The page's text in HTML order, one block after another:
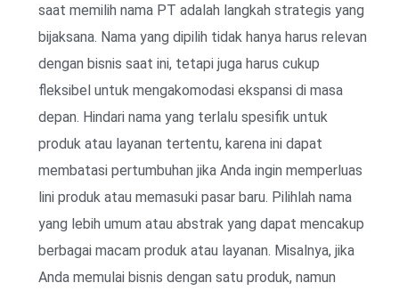
saat memilih nama PT adalah langkah strategis yang
bijaksana. Nama yang dipilih tidak hanya harus relevan
dengan bisnis saat ini, tetapi juga harus cukup
fleksibel untuk mengakomodasi ekspansi di masa
depan. Hindari nama yang terlalu spesifik untuk
produk atau layanan tertentu, karena ini dapat
membatasi pertumbuhan jika Anda ingin memperluas
lini produk atau memasuki pasar baru. Pilihlah nama
yang lebih umum atau abstrak yang dapat mencakup
berbagai macam produk atau layanan. Misalnya, jika
Anda memulai bisnis dengan satu produk, namun